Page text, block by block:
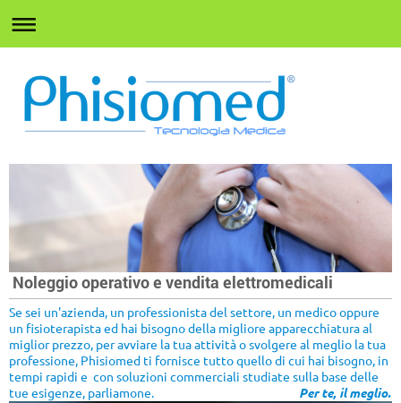
Noleggio operativo e vendita elettromedicali
Se sei un'azienda, un professionista del settore, un medico oppure
un fisioterapista ed hai bisogno della migliore apparecchiatura al
miglior prezzo, per avviare la tua attività o svolgere al meglio la tua
professione, Phisiomed ti fornisce tutto quello di cui hai bisogno, in
tempi rapidi e con soluzioni commerciali studiate sulla base delle
tue esigenze, parliamone. Per te, il meglio.